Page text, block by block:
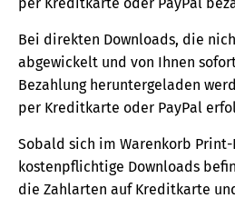
Bei direkten Downloads, die
abgewickelt und von Ihnen
Bezahlung heruntergeladen
per Kreditkarte oder PayPal
Sobald sich im Warenkorb
kostenpflichtige Downloads
die Zahlarten auf Kreditkarte